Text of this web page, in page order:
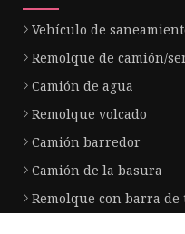
Vehículo de
Remolque de camión/
Camión de agua
Remolque volcado
Camión barredor
Camión de la basura
Remolque con barra de